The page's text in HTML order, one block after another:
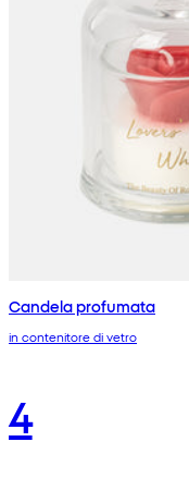
Candela profumata
in contenitore di vetro
4